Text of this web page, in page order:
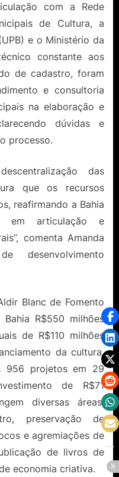
com a Rede
de Cultura, a
e o Ministério da
constante aos
de cadastro, foram
e consultoria
na elaboração e
dúvidas e
processo.
das
que os recursos
reafirmando a Bahia
em articulação e
comenta Amanda
desenvolvimento
Blanc de Fomento
R$550 milhões
de R$110 milhões
da cultura.
956 projetos em 29
de R$71
diversas áreas,
preservação de
e agremiações de
de livros de
economia criativa.